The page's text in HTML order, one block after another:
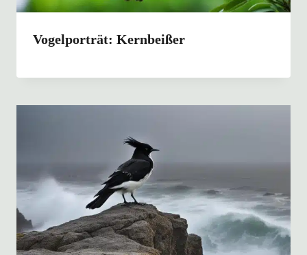
Vogelporträt: Kernbeißer